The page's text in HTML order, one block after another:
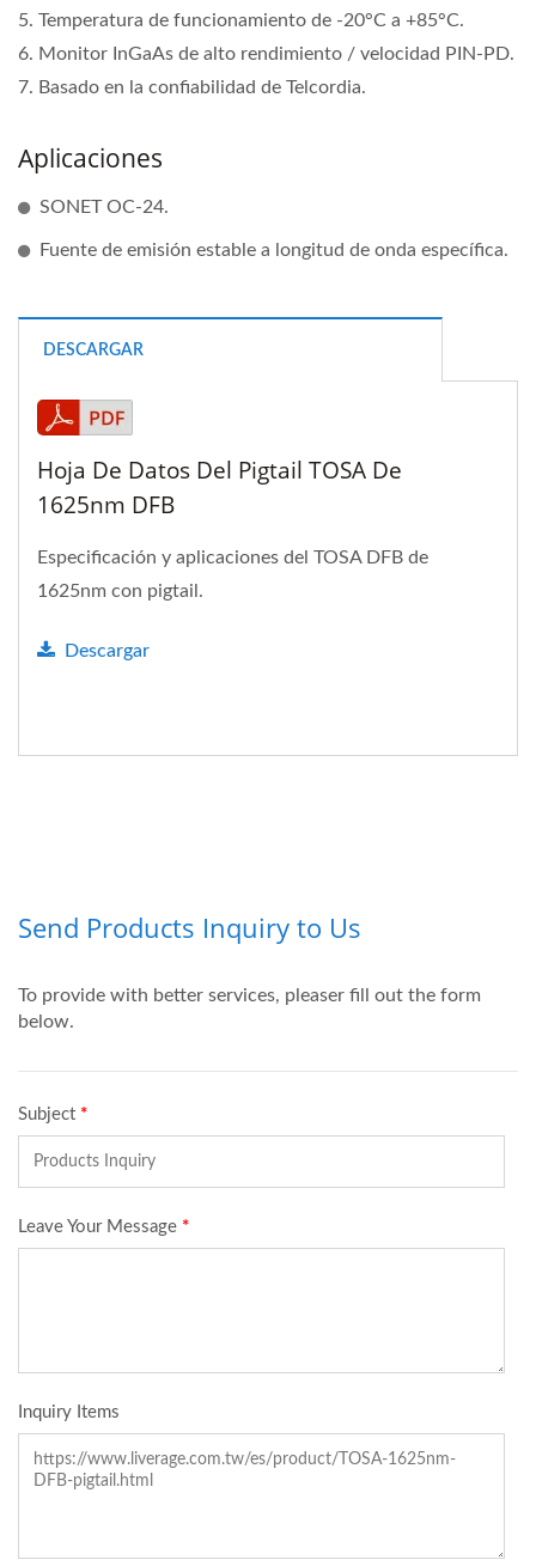
5. Temperatura de funcionamiento de -20°C a +85°C.
6. Monitor InGaAs de alto rendimiento / velocidad PIN-PD.
7. Basado en la confiabilidad de Telcordia.
Aplicaciones
SONET OC-24.
Fuente de emisión estable a longitud de onda específica.
DESCARGAR
Hoja De Datos Del Pigtail TOSA De
1625nm DFB
Especificación y aplicaciones del TOSA DFB de
1625nm con pigtail.
Descargar